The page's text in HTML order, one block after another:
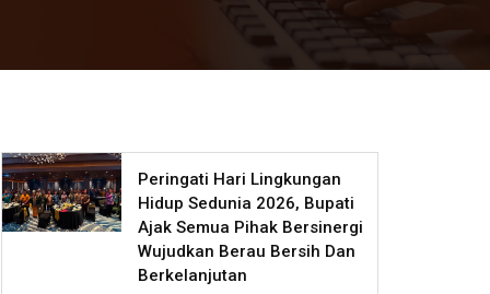
Peringati Hari Lingkungan
Hidup Sedunia 2026, Bupati
Ajak Semua Pihak Bersinergi
Wujudkan Berau Bersih Dan
Berkelanjutan